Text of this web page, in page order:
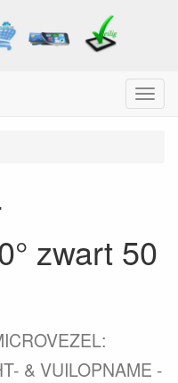
Menu
zwart 50
& VUILOPNAME -